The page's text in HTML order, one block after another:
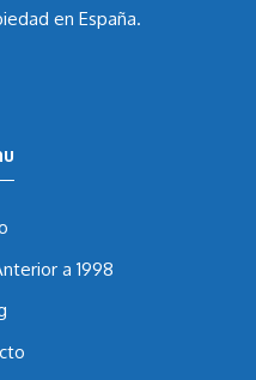
en España.
a 1998